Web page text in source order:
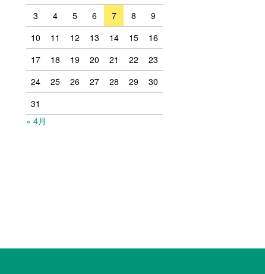
3
4 5 6 7 8
9
10
11 12 13 14 15
16
17
18 19 20 21 22
23
24
25 26 27 28 29
30
31
« 4月